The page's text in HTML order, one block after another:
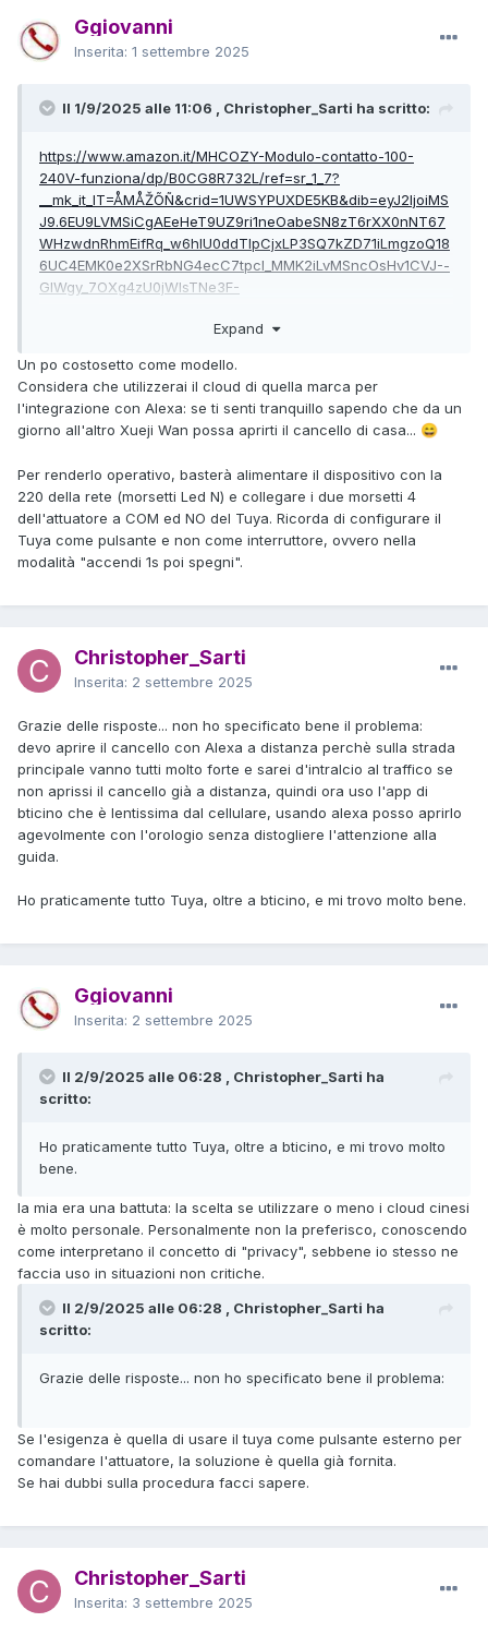
Ggiovanni
Inserita: 1 settembre 2025
Il 1/9/2025 alle 11:06 , Christopher_Sarti ha scritto:
https://www.amazon.it/MHCOZY-Modulo-contatto-100-
240V-funziona/dp/B0CG8R732L/ref=sr_1_7?
__mk_it_IT=ÅMÅŽÕÑ&crid=1UWSYPUXDE5KB&dib=eyJ2IjoiMS
J9.6EU9LVMSiCgAEeHeT9UZ9ri1neOabeSN8zT6rXX0nNT67
WHzwdnRhmEifRq_w6hIU0ddTIpCjxLP3SQ7kZD71iLmgzoQ18
6UC4EMK0e2XSrRbNG4ecC7tpcl_MMK2iLvMSncOsHv1CVJ--
GlWgy_7OXg4zU0jWIsTNe3F-
IJUj9ceOj2LOpCxvDrB2X_5N3Qww4TlKbw._vMJ69kDfDogmC
zxSKnleQ1dLElNw-
V2nXDyU9l211w&dib_tag=se&keywords=pulsante+normalme
nte+aperto+wifi&qid=1756724691&sprefix=pulsante+normal
Expand
Un po costosetto come modello.
Considera che utilizzerai il cloud di quella marca per
l'integrazione con Alexa: se ti senti tranquillo sapendo che da un
giorno all'altro Xueji Wan possa aprirti il cancello di casa... 😄
Per renderlo operativo, basterà alimentare il dispositivo con la
220 della rete (morsetti Led N) e collegare i due morsetti 4
dell'attuatore a COM ed NO del Tuya. Ricorda di configurare il
Tuya come pulsante e non come interruttore, ovvero nella
modalità "accendi 1s poi spegni".
Christopher_Sarti
Inserita: 2 settembre 2025
Grazie delle risposte... non ho specificato bene il problema:
devo aprire il cancello con Alexa a distanza perchè sulla strada
principale vanno tutti molto forte e sarei d'intralcio al traffico se
non aprissi il cancello già a distanza, quindi ora uso l'app di
bticino che è lentissima dal cellulare, usando alexa posso aprirlo
agevolmente con l'orologio senza distogliere l'attenzione alla
guida.
Ho praticamente tutto Tuya, oltre a bticino, e mi trovo molto bene.
Ggiovanni
Inserita: 2 settembre 2025
Il 2/9/2025 alle 06:28 , Christopher_Sarti ha
scritto:
Ho praticamente tutto Tuya, oltre a bticino, e mi trovo molto
bene.
la mia era una battuta: la scelta se utilizzare o meno i cloud cinesi
è molto personale. Personalmente non la preferisco, conoscendo
come interpretano il concetto di "privacy", sebbene io stesso ne
faccia uso in situazioni non critiche.
Il 2/9/2025 alle 06:28 , Christopher_Sarti ha
scritto:
Grazie delle risposte... non ho specificato bene il problema:
Se l'esigenza è quella di usare il tuya come pulsante esterno per
comandare l'attuatore, la soluzione è quella già fornita.
Se hai dubbi sulla procedura facci sapere.
Christopher_Sarti
Inserita: 3 settembre 2025